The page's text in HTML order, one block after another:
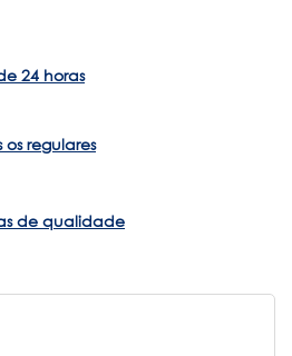
24 horas
regulares
de qualidade